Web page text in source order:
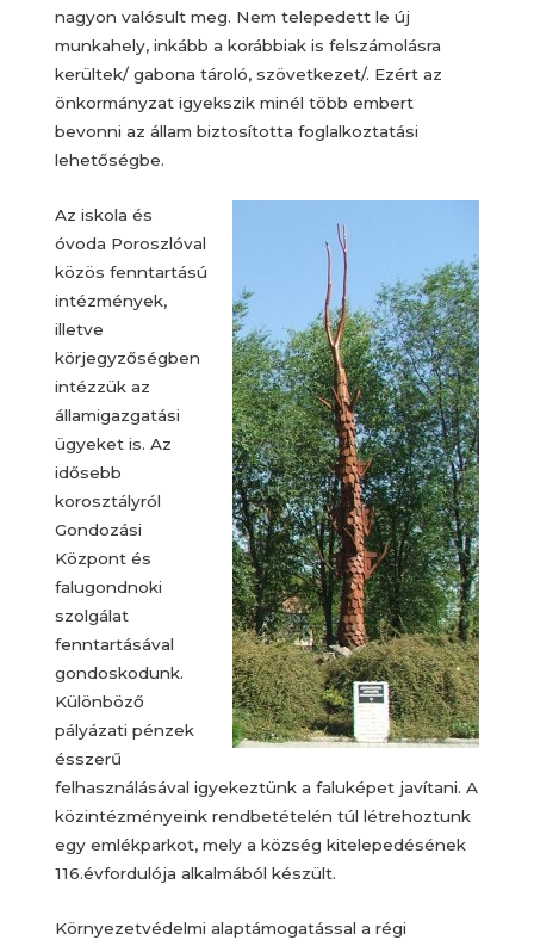
nagyon valósult meg. Nem telepedett le új
munkahely, inkább a korábbiak is felszámolásra
kerültek/ gabona tároló, szövetkezet/. Ezért az
önkormányzat igyekszik minél több embert
bevonni az állam biztosította foglalkoztatási
lehetőségbe.
Az iskola és
óvoda Poroszlóval
közös fenntartású
intézmények,
illetve
körjegyzőségben
intézzük az
államigazgatási
ügyeket is. Az
idősebb
korosztályról
Gondozási
Központ és
falugondnoki
szolgálat
fenntartásával
gondoskodunk.
Különböző
pályázati pénzek
ésszerű
felhasználásával igyekeztünk a faluképet javítani. A
közintézményeink rendbetételén túl létrehoztunk
egy emlékparkot, mely a község kitelepedésének
116.évfordulója alkalmából készült.
Környezetvédelmi alaptámogatással a régi